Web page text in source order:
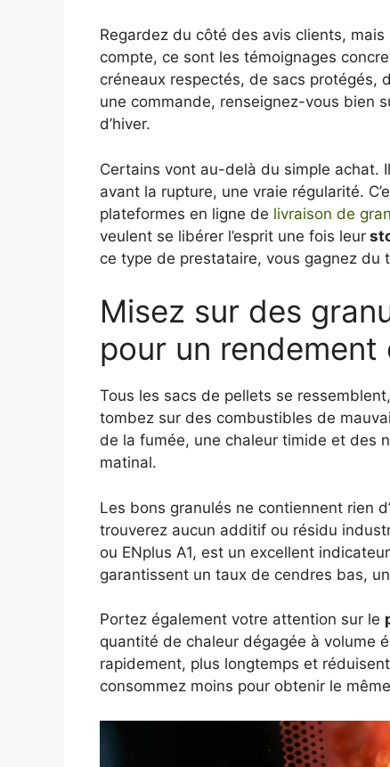
Regardez du côté des avis clients,
compte, ce sont les témoignages
créneaux respectés, de sacs protégés,
une commande, renseignez-vous bien
d’hiver.
Certains vont au-delà du simple achat.
avant la rupture, une vraie régularité.
plateformes en ligne de livraison de
veulent se libérer l’esprit une fois leur
ce type de prestataire, vous gagnez du
Misez sur des
pour un rendement
Tous les sacs de pellets se
tombez sur des combustibles de
de la fumée, une chaleur timide et des
matinal.
Les bons granulés ne contiennent rien
trouverez aucun additif ou résidu
ou ENplus A1, est un excellent
garantissent un taux de cendres bas,
Portez également votre attention sur le
quantité de chaleur dégagée à volume
rapidement, plus longtemps et
consommez moins pour obtenir le